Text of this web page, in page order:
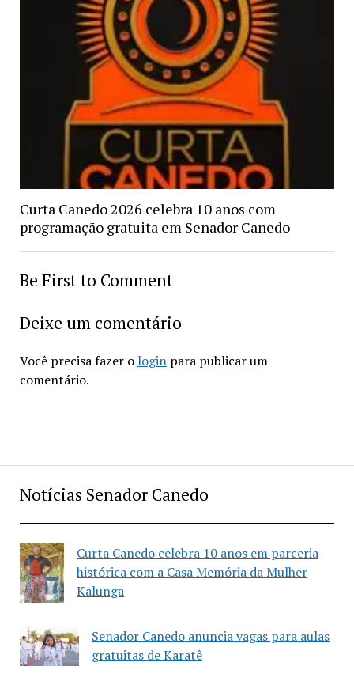
Notícias Senador Canedo
Curta Canedo celebra 10 anos em parceria
histórica com a Casa Memória da Mulher
Kalunga
Senador Canedo anuncia vagas para aulas
gratuitas de Karatê
Curta Canedo 2026 celebra 10 anos com
programação gratuita em Senador Canedo
Be First to Comment
Deixe um comentário
Você precisa fazer o loginpara publicar um
comentário.